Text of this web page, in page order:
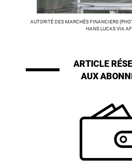
AUTORITÉ DES MARCHÉS FINANCIERS
HANS LUCAS VIA
ARTICLE
AUX